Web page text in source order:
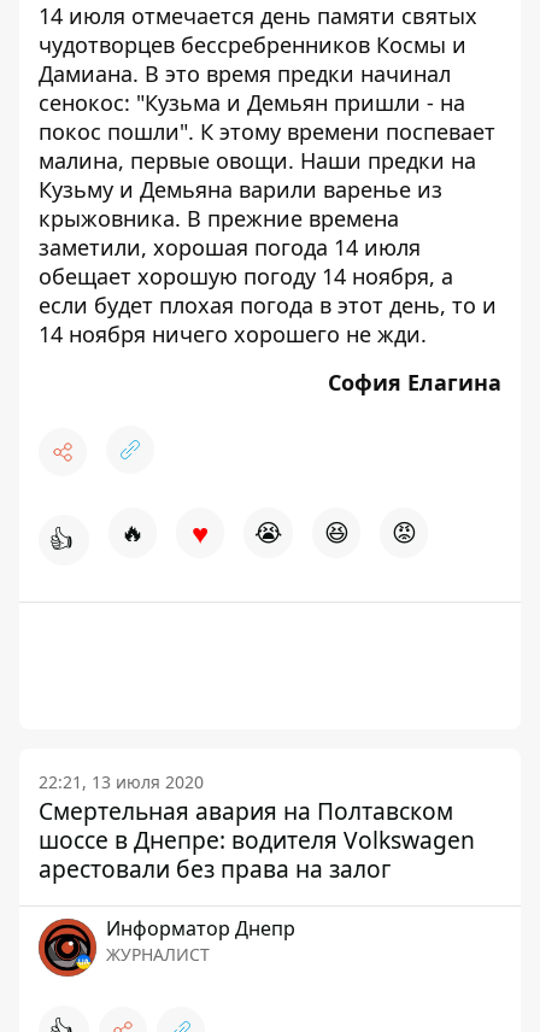
14 июля отмечается день памяти святых
чудотворцев бессребренников Космы и
Дамиана. В это время предки начинал
сенокос: "Кузьма и Демьян пришли - на
покос пошли". К этому времени поспевает
малина, первые овощи. Наши предки на
Кузьму и Демьяна варили варенье из
крыжовника. В прежние времена
заметили, хорошая погода 14 июля
обещает хорошую погоду 14 ноября, а
если будет плохая погода в этот день, то и
14 ноября ничего хорошего не жди.
София Елагина
👍 🔥 ♥ 😭 😆 😡
22:21, 13 июля 2020
Смертельная авария на Полтавском
шоссе в Днепре: водителя Volkswagen
арестовали без права на залог
Информатор Днепр
ЖУРНАЛИСТ